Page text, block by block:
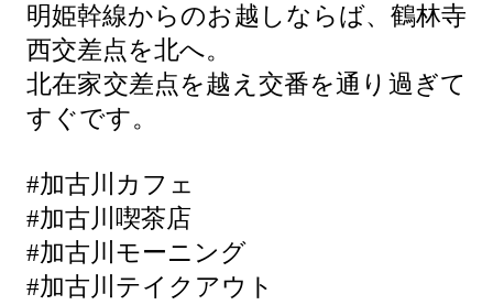
明姫幹線からのお越しならば、鶴林寺
西交差点を北へ。
北在家交差点を越え交番を通り過ぎて
すぐです。
#加古川カフェ
#加古川喫茶店
#加古川モーニング
#加古川テイクアウト